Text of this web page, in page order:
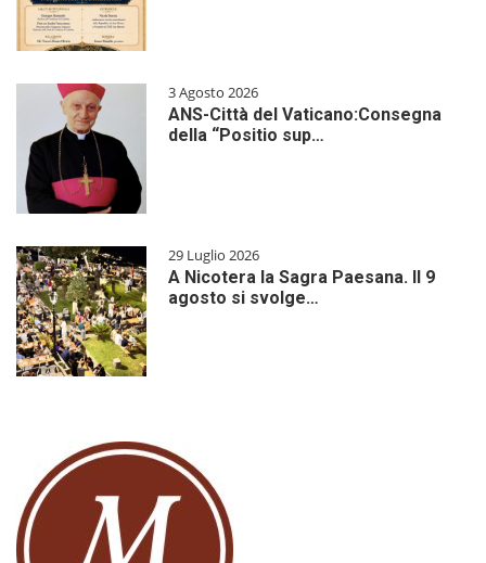
3 Agosto 2026
ANS-Città del Vaticano:Consegna
della “Positio sup…
29 Luglio 2026
A Nicotera la Sagra Paesana. Il 9
agosto si svolge…